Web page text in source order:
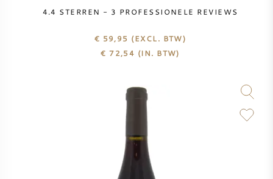
PERRIER JOUET
VEUVE CLICQUOT
ARMAND DE BRIGNAC
ALLE CHAMPAGNE MERKEN
4.4 STERREN - 3 PROFESSIONELE REVIEWS
€ 59,95 (EXCL. BTW)
€ 72,54 (IN. BTW)